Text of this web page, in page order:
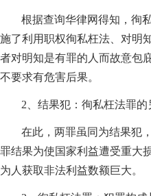
根据查询华律网得知，徇
施了利用职权徇私枉法、对明
者对明知是有罪的人而故意包
不要求有危害后果。
2、结果犯：徇私枉法罪的
在此，两罪虽同为结果犯
罪结果为使国家利益遭受重大
为人获取非法利益数额巨大。